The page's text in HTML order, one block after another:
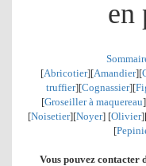
en
[Abricotier][Amandier][
truffier][Cognassier][
[Groseiller à maquereau
[Noisetier][Noyer] [Olivier
[
Vous pouvez contacter